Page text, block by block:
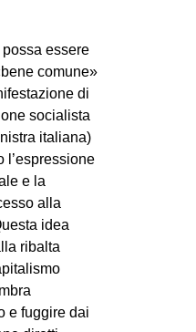
possa essere
comune»
di
socialista
italiana)
l’espressione
e la
alla
idea
ribalta
e fuggire dai